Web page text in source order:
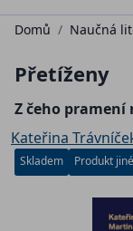
Domů / Naučná
Přetíženy
Z čeho
Kateřina
Skladem Produkt